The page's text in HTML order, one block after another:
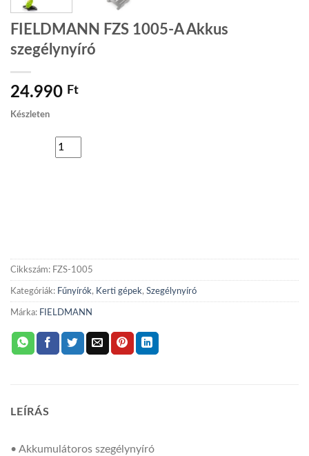
FIELDMANN FZS 1005-A Akkus
szegélynyíró
24.990 Ft
Készleten
mennyiség
Cikkszám: FZS-1005
Kategóriák: Fűnyírók, Kerti gépek, Szegélynyíró
Márka: FIELDMANN
LEÍRÁS
• Akkumulátoros szegélynyíró